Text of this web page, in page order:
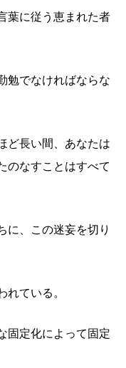
葉に従う恵まれた者
勉でなければならな
ど長い間、あなたは
のなすことはすべて
、この迷妄を切り
ている。
固定化によって固定